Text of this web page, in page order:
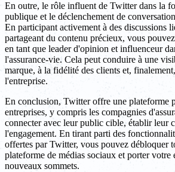
En outre, le rôle influent de Twitter dans la
publique et le déclenchement de
En participant activement à des discussions
partageant du contenu précieux, vous
en tant que leader d'opinion et influenceur
l'assurance-vie. Cela peut conduire à une
marque, à la fidélité des clients et,
l'entreprise.
En conclusion, Twitter offre une plateforme
entreprises, y compris les compagnies
connecter avec leur public cible, établir leur
l'engagement. En tirant parti des
offertes par Twitter, vous pouvez débloquer
plateforme de médias sociaux et porter votre
nouveaux sommets.